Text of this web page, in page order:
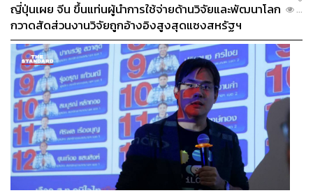
ญี่ปุ่นเผย จีน ขึ้นแท่นผู้นำการใช้จ่ายด้านวิจัยและพัฒนาโลก
กวาดสัดส่วนงานวิจัยถูกอ้างอิงสูงสุดแซงสหรัฐฯ
...